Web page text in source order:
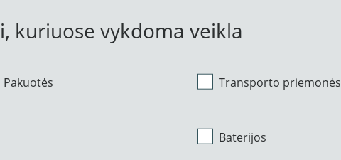
kuriuose vykdoma veikla
Pakuotės Transporto priemonės
Baterijos